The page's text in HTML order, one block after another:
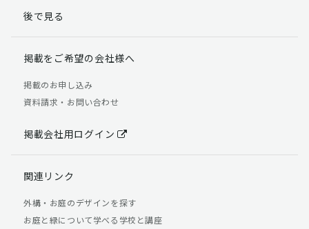
後で見る
掲載をご希望の会社様へ
掲載のお申し込み
資料請求・お問い合わせ
掲載会社用ログイン
関連リンク
外構・お庭のデザインを探す
お庭と緑について学べる学校と講座